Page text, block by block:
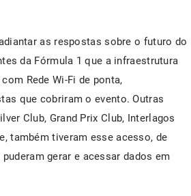
as respostas sobre o futuro do
da Fórmula 1 que a infraestrutura
Rede Wi-Fi de ponta,
que cobriram o evento. Outras
Club, Grand Prix Club, Interlagos
também tiveram esse acesso, de
gerar e acessar dados em